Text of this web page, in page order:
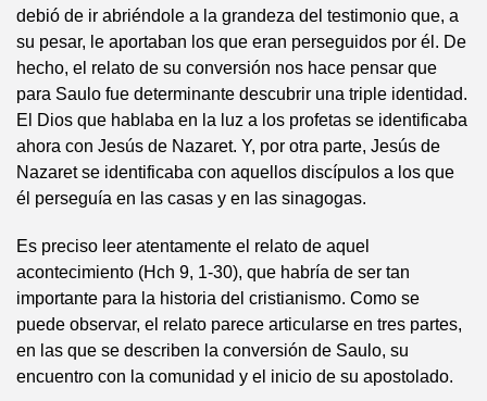
debió de ir abriéndole a la grandeza del testimonio que, a
su pesar, le aportaban los que eran perseguidos por él. De
hecho, el relato de su conversión nos hace pensar que
para Saulo fue determinante descubrir una triple identidad.
El Dios que hablaba en la luz a los profetas se identificaba
ahora con Jesús de Nazaret. Y, por otra parte, Jesús de
Nazaret se identificaba con aquellos discípulos a los que
él perseguía en las casas y en las sinagogas.
Es preciso leer atentamente el relato de aquel
acontecimiento (Hch 9, 1-30), que habría de ser tan
importante para la historia del cristianismo. Como se
puede observar, el relato parece articularse en tres partes,
en las que se describen la conversión de Saulo, su
encuentro con la comunidad y el inicio de su apostolado.